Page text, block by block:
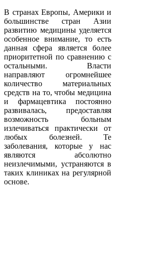
В странах Европы, Америки и
большинстве стран Азии
развитию медицины уделяется
особенное внимание, то есть
данная сфера является более
приоритетной по сравнению с
остальными. Власти
направляют огромнейшее
количество материальных
средств на то, чтобы медицина
и фармацевтика постоянно
развивалась, предоставляя
возможность больным
излечиваться практически от
любых болезней. Те
заболевания, которые у нас
являются абсолютно
неизлечимыми, устраняются в
таких клиниках на регулярной
основе.